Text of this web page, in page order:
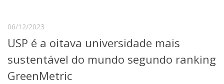
Cursos de Extensão
Pesquisa e Inovação
Linhas de Pesquisa
Centros, Núcleos e Projetos em Rede
Pós-doutorado
06/12/2023
USP é a oitava universidade mais
sustentável do mundo segundo ranking
GreenMetric